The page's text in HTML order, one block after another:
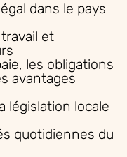
dans le pays
et
les obligations
avantages
législation locale
quotidiennes du